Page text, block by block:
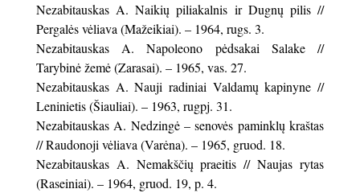
Nezabitauskas A. Naikių piliakalnis ir Dugnų pilis //
Pergalės vėliava (Mažeikiai). – 1964, rugs. 3.
Nezabitauskas A. Napoleono pėdsakai Salake //
Tarybinė žemė (Zarasai). – 1965, vas. 27.
Nezabitauskas A. Nauji radiniai Valdamų kapinyne //
Leninietis (Šiauliai). – 1963, rugpj. 31.
Nezabitauskas A. Nedzingė – senovės paminklų kraštas
// Raudonoji vėliava (Varėna). – 1965, gruod. 18.
Nezabitauskas A. Nemakščių praeitis // Naujas rytas
(Raseiniai). – 1964, gruod. 19, p. 4.